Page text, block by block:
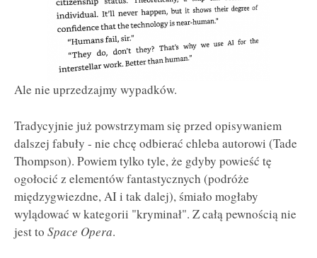
Ale nie uprzedzajmy wypadków.
Tradycyjnie już powstrzymam się przed opisywaniem
dalszej fabuły - nie chcę odbierać chleba autorowi (Tade
Thompson). Powiem tylko tyle, że gdyby powieść tę
ogołocić z elementów fantastycznych (podróże
międzygwiezdne, AI i tak dalej), śmiało mogłaby
wylądować w kategorii "kryminał". Z całą pewnością nie
jest to Space Opera.